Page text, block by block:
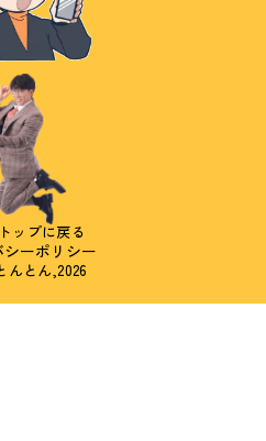
ップに戻る
シーポリシー
とん,2026